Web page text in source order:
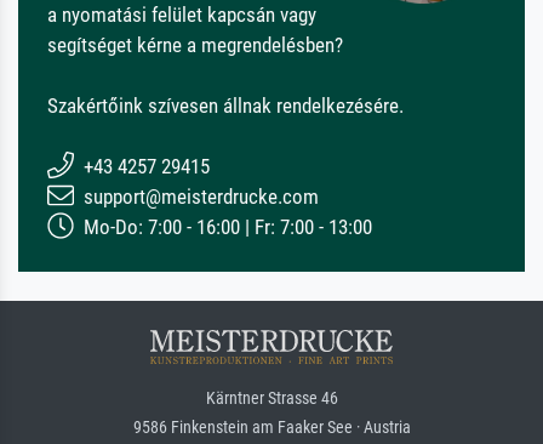
a nyomatási felület kapcsán vagy
segítséget kérne a megrendelésben?
Szakértőink szívesen állnak rendelkezésére.
+43 4257 29415
support@meisterdrucke.com
Mo-Do: 7:00 - 16:00 | Fr: 7:00 - 13:00
Kärntner Strasse 46
9586 Finkenstein am Faaker See · Austria